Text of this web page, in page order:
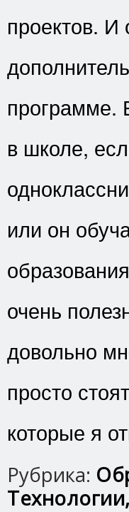
проектов. И
программе.
в школе,
или он
очень
довольно
просто
которые я
Рубрика: